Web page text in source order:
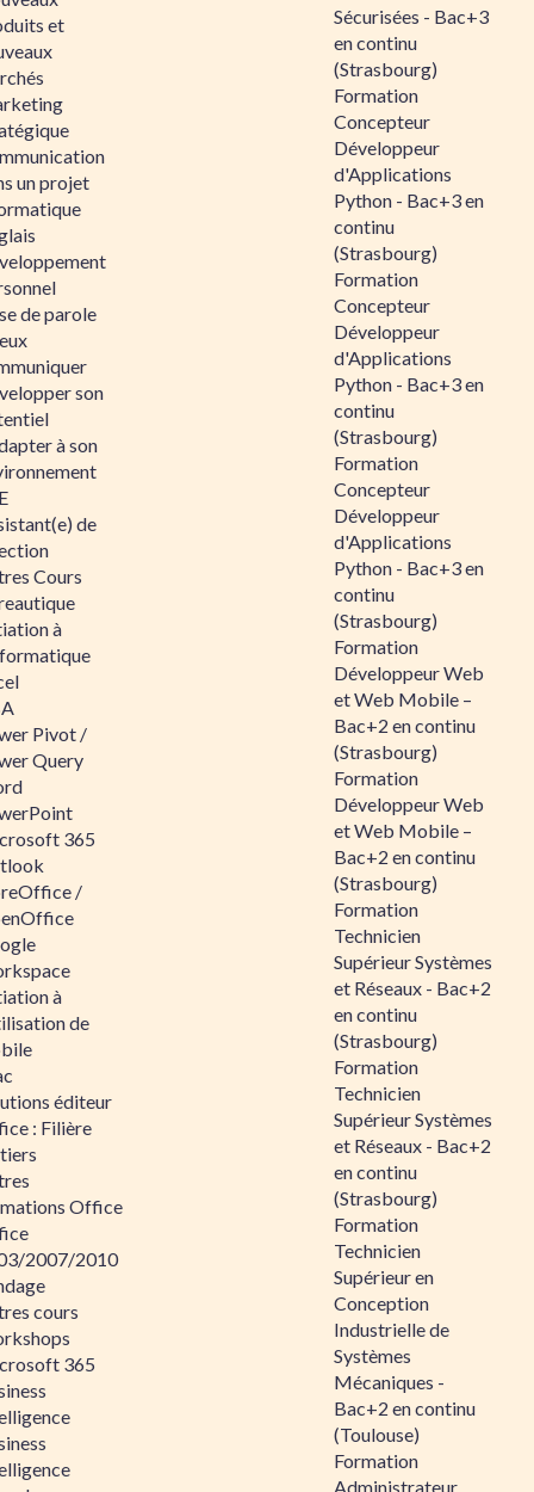
et
un projet
de parole
son
à son
de
Cours
à
Pivot /
Query
365
/
à
de
éditeur
: Filière
Office
2007/2010
cours
365
Sécurisées - Bac+3
en continu
(Strasbourg)
Formation
Concepteur
Développeur
d'Applications
Python - Bac+3 en
continu
(Strasbourg)
Formation
Concepteur
Développeur
d'Applications
Python - Bac+3 en
continu
(Strasbourg)
Formation
Concepteur
Développeur
d'Applications
Python - Bac+3 en
continu
(Strasbourg)
Formation
Développeur Web
et Web Mobile –
Bac+2 en continu
(Strasbourg)
Formation
Développeur Web
et Web Mobile –
Bac+2 en continu
(Strasbourg)
Formation
Technicien
Supérieur Systèmes
et Réseaux - Bac+2
en continu
(Strasbourg)
Formation
Technicien
Supérieur Systèmes
et Réseaux - Bac+2
en continu
(Strasbourg)
Formation
Technicien
Supérieur en
Conception
Industrielle de
Systèmes
Mécaniques -
Bac+2 en continu
(Toulouse)
Formation
Administrateur